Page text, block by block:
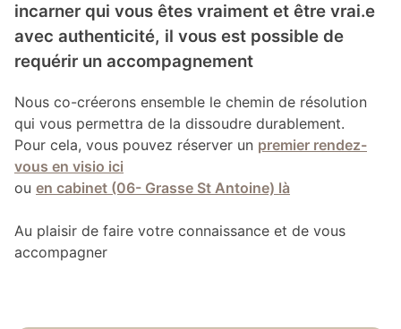
incarner qui vous êtes vraiment et être vrai.e
avec authenticité, il vous est possible de
requérir un accompagnement
Nous co-créerons ensemble le chemin de résolution
qui vous permettra de la dissoudre durablement.
Pour cela, vous pouvez réserver un premier rendez-
vous en visio ici
ou en cabinet (06- Grasse St Antoine) là
Au plaisir de faire votre connaissance et de vous
accompagner